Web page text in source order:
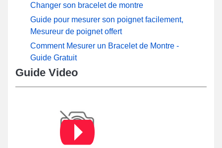
Changer son bracelet de montre
Guide pour mesurer son poignet facilement,
Mesureur de poignet offert
Comment Mesurer un Bracelet de Montre -
Guide Gratuit
Guide Video